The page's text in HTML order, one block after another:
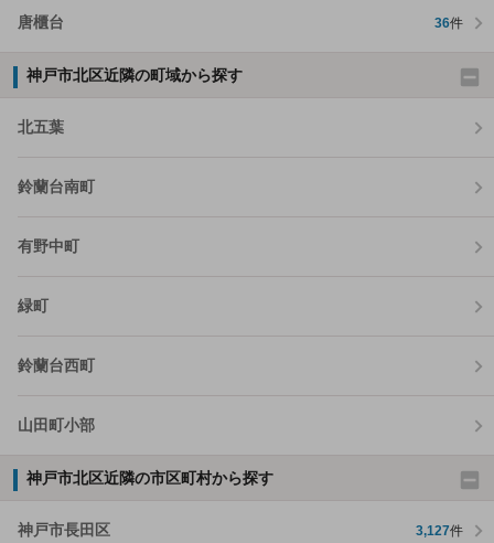
唐櫃台 36件
神戸市北区近隣の町域から探す
北五葉
鈴蘭台南町
有野中町
緑町
鈴蘭台西町
山田町小部
神戸市北区近隣の市区町村から探す
神戸市長田区 3,127件